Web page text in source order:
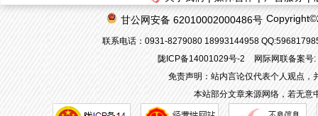
甘公网安备 62010002000486号
联系电话：0931-8279080 18993144958
陇ICP备14001029号-2
网际网联备案
免责声明：站内言论仅代表个人观点，
本站部分文章来源网络，若无意